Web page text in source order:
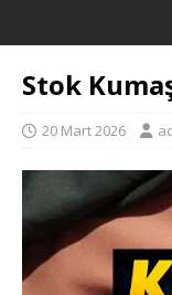
Stok
20 Mart 2026